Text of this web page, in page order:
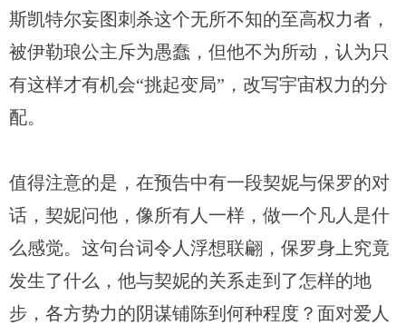
斯凯特尔妄图刺杀这个无所不知的至高权力者，
被伊勒琅公主斥为愚蠢，但他不为所动，认为只
有这样才有机会“挑起变局”，改写宇宙权力的分
配。
值得注意的是，在预告中有一段契妮与保罗的对
话，契妮问他，像所有人一样，做一个凡人是什
么感觉。这句台词令人浮想联翩，保罗身上究竟
发生了什么，他与契妮的关系走到了怎样的地
步，各方势力的阴谋铺陈到何种程度？面对爱人